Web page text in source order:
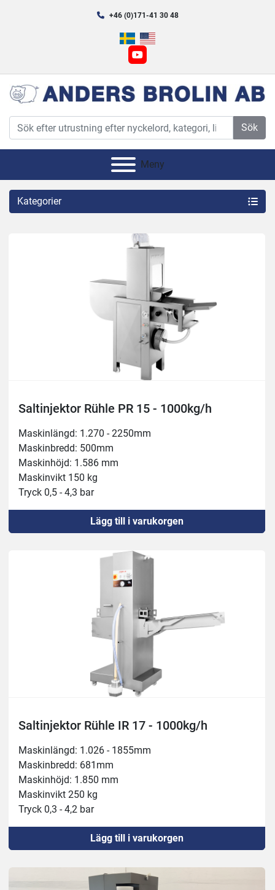
+46 (0)171-41 30 48
youtube
Sök
Meny
Kategorier
Saltinjektor Rühle PR 15 - 1000kg/h
Maskinlängd: 1.270 - 2250mm
Maskinbredd: 500mm
Maskinhöjd: 1.586 mm
Maskinvikt 150 kg
Tryck 0,5 - 4,3 bar
Inloppshöjd 180 mm
Ansluten effekt 400 V, 1,8 kW, 16 A
Injektionshastighet 35 per minut
Injektionsvolym: 5-40%
Lägg till i varukorgen
Saltinjektor Rühle IR 17 - 1000kg/h
Maskinlängd: 1.026 - 1855mm
Maskinbredd: 681mm
Maskinhöjd: 1.850 mm
Maskinvikt 250 kg
Tryck 0,3 - 4,2 bar
Inloppshöjd 280 mm
Ansluten effekt 400 V, 5,3 kW, 16 A
Kapacitet 1.000 kg/h
Bälte framåtmatning 20mm
Lägg till i varukorgen